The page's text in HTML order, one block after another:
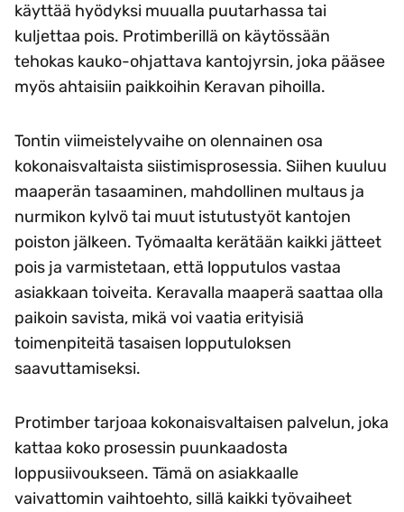
käyttää hyödyksi muualla puutarhassa tai
kuljettaa pois. Protimberillä on käytössään
tehokas kauko-ohjattava kantojyrsin, joka pääsee
myös ahtaisiin paikkoihin Keravan pihoilla.
Tontin viimeistelyvaihe on olennainen osa
kokonaisvaltaista siistimisprosessia. Siihen kuuluu
maaperän tasaaminen, mahdollinen multaus ja
nurmikon kylvö tai muut istutustyöt kantojen
poiston jälkeen. Työmaalta kerätään kaikki jätteet
pois ja varmistetaan, että lopputulos vastaa
asiakkaan toiveita. Keravalla maaperä saattaa olla
paikoin savista, mikä voi vaatia erityisiä
toimenpiteitä tasaisen lopputuloksen
saavuttamiseksi.
Protimber tarjoaa kokonaisvaltaisen palvelun, joka
kattaa koko prosessin puunkaadosta
loppusiivoukseen. Tämä on asiakkaalle
vaivattomin vaihtoehto, sillä kaikki työvaiheet